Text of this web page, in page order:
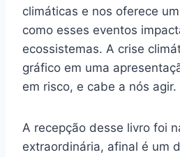
climáticas e nos oferece
como esses eventos
ecossistemas. A crise
gráfico em uma
em risco, e cabe a nós agir.
A recepção desse livro foi
extraordinária, afinal é um